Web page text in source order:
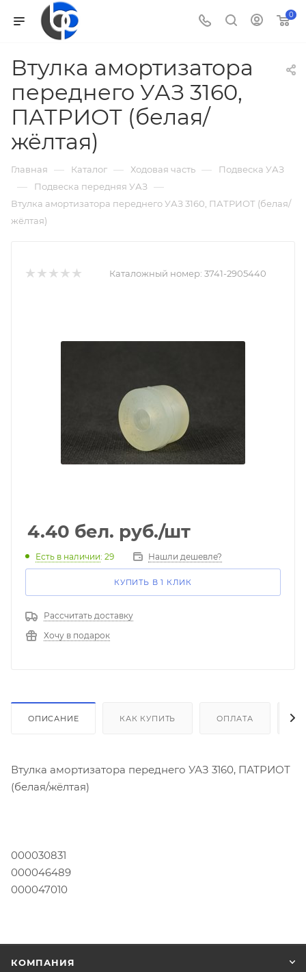
0
Втулка амортизатора
переднего УАЗ 3160,
ПАТРИОТ (белая/
жёлтая)
Главная — Каталог — Ходовая часть — Подвеска УАЗ
— Подвеска передняя УАЗ —
Втулка амортизатора переднего УАЗ 3160, ПАТРИОТ (белая/
жёлтая)
Каталожный номер: 3741-2905440
4.40 бел. руб./шт
Есть в наличии: 29 Нашли дешевле?
КУПИТЬ В 1 КЛИК
Рассчитать доставку
Хочу в подарок
ОПИСАНИЕ КАК КУПИТЬ ОПЛАТА
Втулка амортизатора переднего УАЗ 3160, ПАТРИОТ
(белая/жёлтая)
000030831
000046489
000047010
КОМПАНИЯ